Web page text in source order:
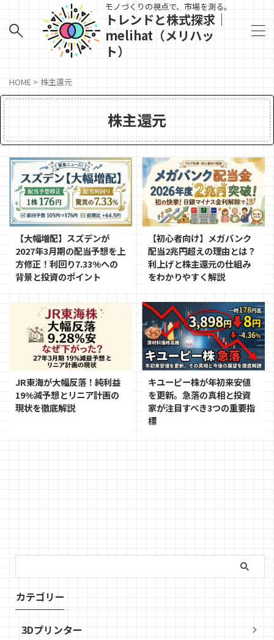
モノづくりの視点で、市場を測る。
トレンドと株式探求｜
melihat（メリハッ
ト）
HOME > 株主還元
株主還元
【大幅増配】スズデンが
2027年3月期の配当予想を上
方修正！利回り7.33%への
背景と投資のポイント
【初心者向け】メガバンク
配当2兆円超えの理由とは？
利上げと株主還元の仕組み
をわかりやすく解説
JR東海が大幅反落！純利益
19%減予想とリニア計画の
現状を徹底解説
キユーピー株が年初来安値
を更新。急落の真相と投資
家が注目すべき3つの重要指
標
カテゴリー
3Dプリンター